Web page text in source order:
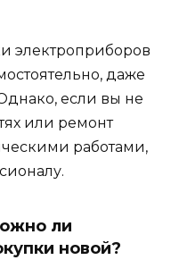
электроприборов
даже
если вы не
или ремонт
работами,
ли
новой?